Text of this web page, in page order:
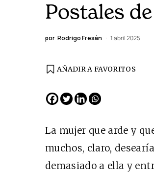
Postales
por Rodrigo Fresán 1 abril 2025
AÑADIR A FAVORITOS
La mujer que arde y
muchos, claro,
demasiado a ella y